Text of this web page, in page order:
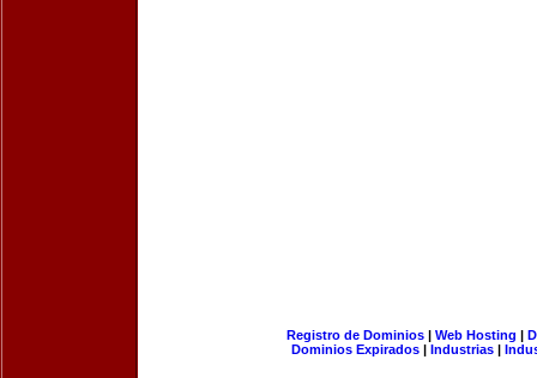
Registro de Dominios| Web Hosting |
Dominios Expirados | Industrias |